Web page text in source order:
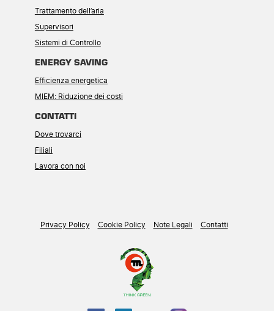
Trattamento dell’aria
Supervisori
Sistemi di Controllo
ENERGY SAVING
Efficienza energetica
MIEM: Riduzione dei costi
CONTATTI
Dove trovarci
Filiali
Lavora con noi
Privacy Policy Cookie Policy Note Legali Contatti